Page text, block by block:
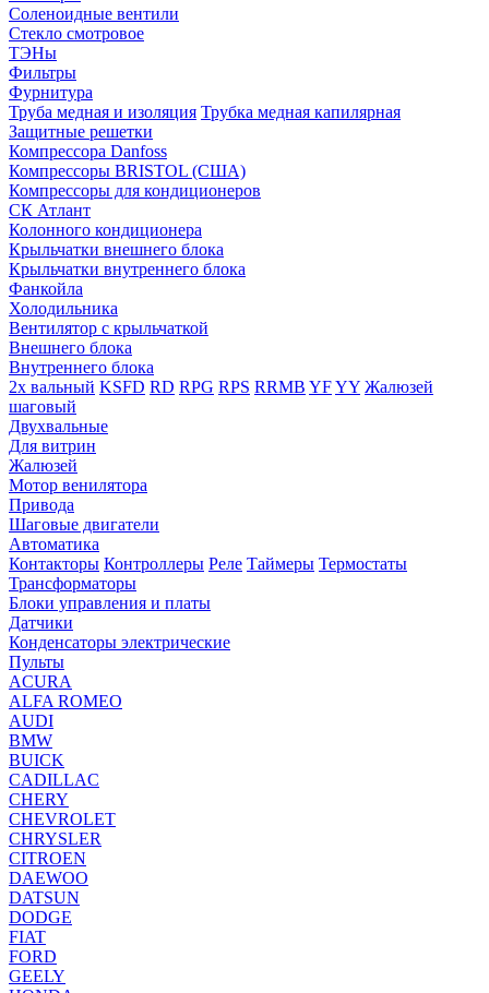
Соленоидные вентили
Стекло смотровое
ТЭНы
Фильтры
Фурнитура
Труба медная и изоляция Трубка медная капилярная
Защитные решетки
Компрессора Danfoss
Компрессоры BRISTOL (США)
Компрессоры для кондиционеров
СК Атлант
Колонного кондиционера
Крыльчатки внешнего блока
Крыльчатки внутреннего блока
Фанкойла
Холодильника
Вентилятор с крыльчаткой
Внешнего блока
Внутреннего блока
2х вальный KSFD RD RPG RPS RRMB YFYY Жалюзей
шаговый
Двухвальные
Для витрин
Жалюзей
Мотор венилятора
Привода
Шаговые двигатели
Автоматика
Контакторы Контроллеры Реле Таймеры Термостаты
Трансформаторы
Блоки управления и платы
Датчики
Конденсаторы электрические
Пульты
ACURA
ALFA ROMEO
AUDI
BMW
BUICK
CADILLAC
CHERY
CHEVROLET
CHRYSLER
CITROEN
DAEWOO
DATSUN
DODGE
FIAT
FORD
GEELY